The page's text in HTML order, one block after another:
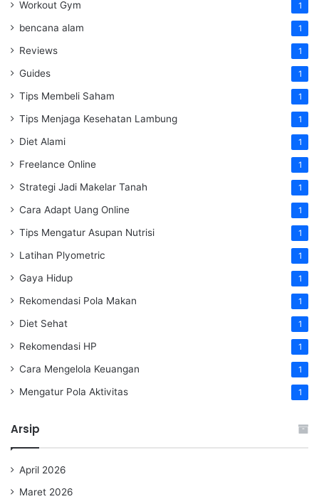
Workout Gym 1
bencana alam 1
Reviews 1
Guides 1
Tips Membeli Saham 1
Tips Menjaga Kesehatan Lambung 1
Diet Alami 1
Freelance Online 1
Strategi Jadi Makelar Tanah 1
Cara Adapt Uang Online 1
Tips Mengatur Asupan Nutrisi 1
Latihan Plyometric 1
Gaya Hidup 1
Rekomendasi Pola Makan 1
Diet Sehat 1
Rekomendasi HP 1
Cara Mengelola Keuangan 1
Mengatur Pola Aktivitas 1
Arsip
April 2026
Maret 2026